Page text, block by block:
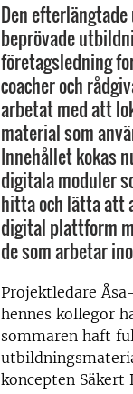
Den
beprövade
företagsledning
coacher och
arbetat med att
material som
Innehållet kokas
digitala moduler
hitta och lätta att
digital plattform
de som arbetar
Projektledare
hennes kollegor
sommaren haft
koncepten